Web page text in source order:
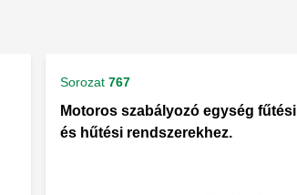
Sorozat 767
Motoros szabályozó egység fűtési
és hűtési rendszerekhez.